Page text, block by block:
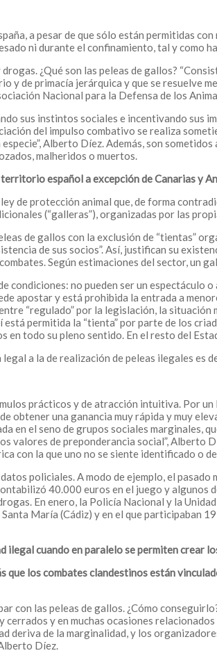
a pesar de que sólo están permitidas
ni durante el confinamiento, tal y como
¿Qué son las peleas de gallos?
de primacía jerárquica y que se resuelve
Nacional para la Defensa de los
sus instintos sociales e incentivando sus
del impulso combativo se realiza
Alberto Díez. Además, son
malheridos o muertos.
español a excepción de Canarias y
de protección animal que, de forma
(“galleras”), organizadas por las
de gallos con la exclusión de “tientas”
de sus socios”. Así, justifican su
Según estimaciones del sector, un
condiciones: no pueden ser un
apostar y está prohibida la entrada a
“regulado” por la legislación, la
permitida la “tienta” por parte de los
todo su pleno sentido. En el resto del
a la de realización de peleas ilegales
prácticos y de atracción intuitiva. Por
obtener una ganancia muy rápida y muy
en el seno de grupos sociales marginales,
valores de preponderancia social”, Alberto
con la que uno no se siente identificado o
policiales. A modo de ejemplo, el
40.000 euros en el juego y
En enero, la Policía Nacional y la
María (Cádiz) y en el que participaban
ilegal cuando en paralelo se permiten crear
que los combates clandestinos están
con las peleas de gallos. ¿Cómo
cerrados y en muchas ocasiones
deriva de la marginalidad, y los
Díez.